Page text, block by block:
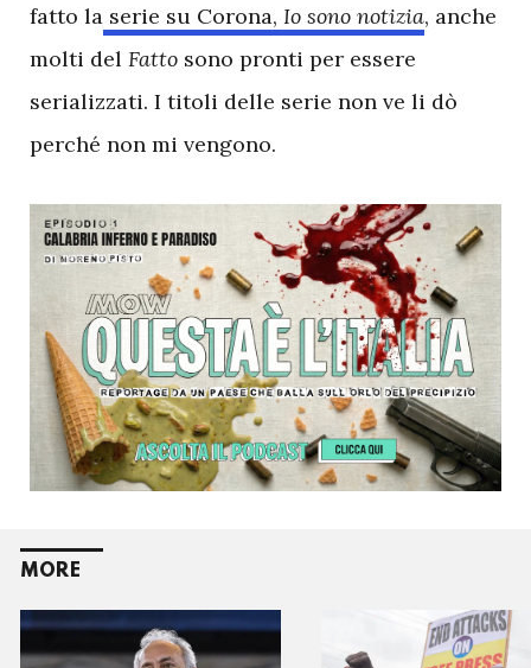
fatto la serie su Corona, Io sono notizia, anche
molti del Fatto sono pronti per essere
serializzati. I titoli delle serie non ve li dò
perché non mi vengono.
MORE